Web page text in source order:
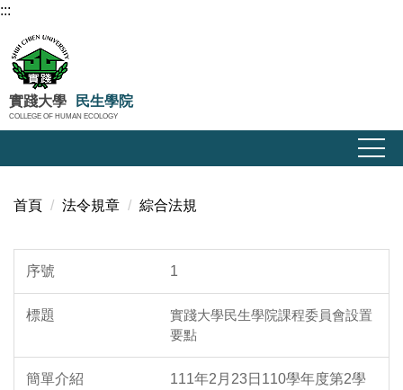
跳
主
要
內
容
:::
實踐大學 民生學院
COLLEGE OF HUMAN ECOLOGY
首頁 法令規章 綜合法規
1
實踐大學民生學院課程委員會設置
要點
111年2月23日110學年度第2學